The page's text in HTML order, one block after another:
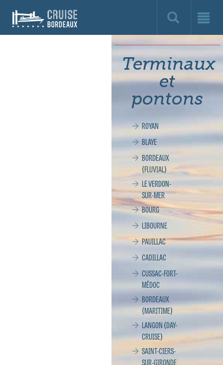
Cruise
Bordeaux,
Terminaux
et
pontons
ROYAN
BLAYE
BORDEAUX
(FLUVIAL)
LE VERDON-
SUR-MER
BOURG
LIBOURNE
PAUILLAC
CADILLAC
CUSSAC-FORT-
MÉDOC
BORDEAUX
(MARITIME)
LANGON (DAY-
CRUISE)
SAINT-CIERS-
SUR-GIRONDE